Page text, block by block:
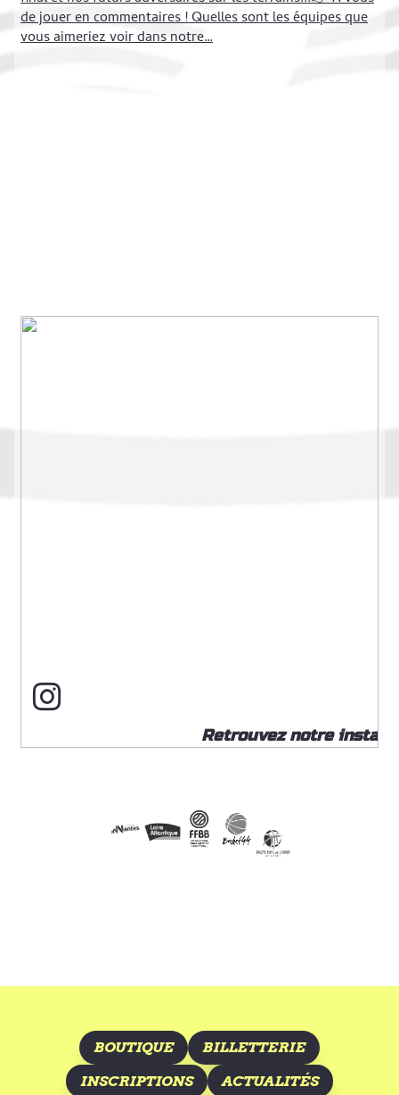
Retrouvez notre insta
BOUTIQUE
BILLETTERIE
INSCRIPTIONS
ACTUALITÉS